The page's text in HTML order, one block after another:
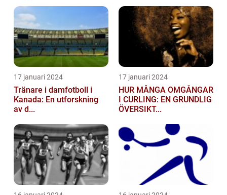
17 januari 2024
Tränare i damfotboll i
Kanada: En utforskning
av d...
17 januari 2024
HUR MÅNGA OMGÅNGAR
I CURLING: EN GRUNDLIG
ÖVERSIKT...